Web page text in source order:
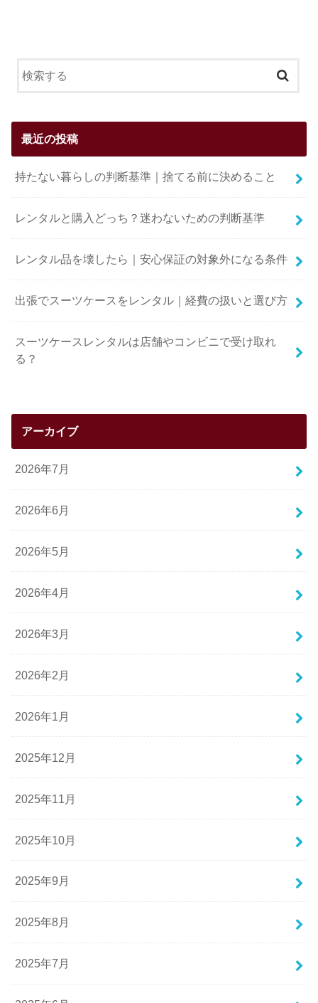
最近の投稿
持たない暮らしの判断基準｜捨てる前に決めること
レンタルと購入どっち？迷わないための判断基準
レンタル品を壊したら｜安心保証の対象外になる条件
出張でスーツケースをレンタル｜経費の扱いと選び方
スーツケースレンタルは店舗やコンビニで受け取れ
る？
アーカイブ
2026年7月
2026年6月
2026年5月
2026年4月
2026年3月
2026年2月
2026年1月
2025年12月
2025年11月
2025年10月
2025年9月
2025年8月
2025年7月